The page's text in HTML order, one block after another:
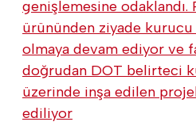
genişlemesine
ürününden ziyade
olmaya devam ediyor ve
doğrudan DOT belirteci
üzerinde inşa edilen
ediliyor